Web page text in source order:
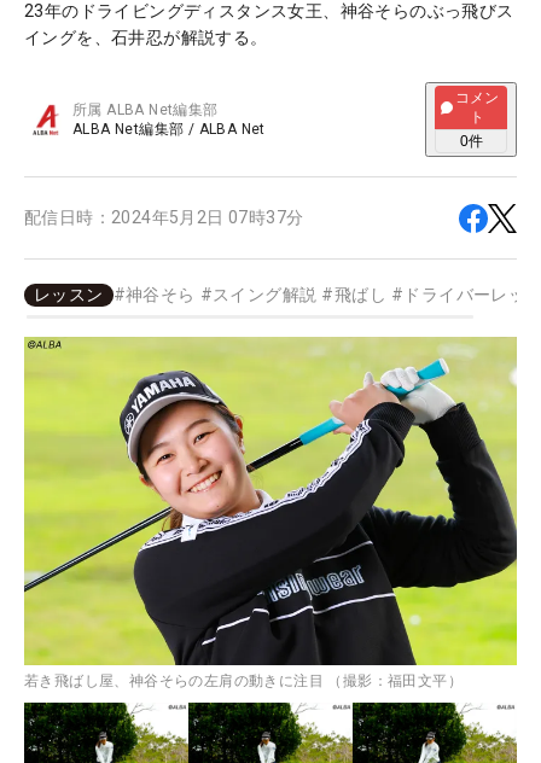
23年のドライビングディスタンス女王、神谷そらのぶっ飛びス
イングを、石井忍が解説する。
所属ALBA Net編集部
ALBA Net編集部 / ALBA Net
コメン
ト
0件
配信日時： 2024年5月2日 07時37分
レッスン #神谷そら #スイング解説 #飛ばし # ドライバーレッ
若き飛ばし屋、神谷そらの左肩の動きに注目 （撮影：福田文平）